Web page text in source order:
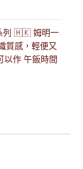
列 🇭🇰 姆明一
質感，輕便又
以作 午飯時間